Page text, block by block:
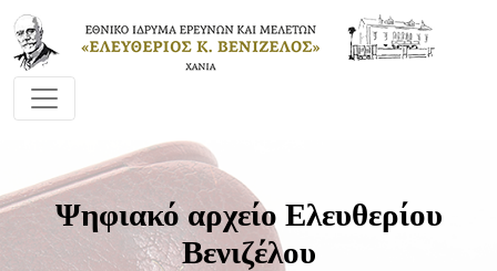
Ψηφιακό αρχείο Ελευθερίου
Βενιζέλου